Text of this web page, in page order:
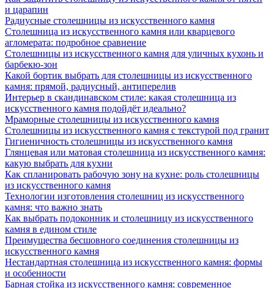
и царапин
Радиусные столешницы из искусственного камня
Столешница из искусственного камня или кварцевого
агломерата: подробное сравнение
Столешницы из искусственного камня для уличных кухонь и
барбекю-зон
Какой бортик выбрать для столешницы из искусственного
камня: прямой, радиусный, антиперелив
Интерьер в скандинавском стиле: какая столешница из
искусственного камня подойдёт идеально?
Мраморные столешницы из искусственного камня
Столешницы из искусственного камня с текстурой под гранит
Гигиеничность столешницы из искусственного камня
Глянцевая или матовая столешница из искусственного камня:
какую выбрать для кухни
Как спланировать рабочую зону на кухне: роль столешницы
из искусственного камня
Технологии изготовления столешниц из искусственного
камня: что важно знать
Как выбрать подоконник и столешницу из искусственного
камня в едином стиле
Преимущества бесшовного соединения столешницы из
искусственного камня
Нестандартная столешница из искусственного камня: формы
и особенности
Барная стойка из искусственного камня: современное